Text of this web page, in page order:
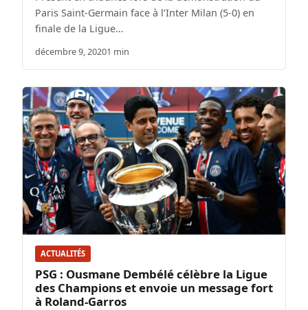
Paris Saint-Germain face à l’Inter Milan (5-0) en
finale de la Ligue…
décembre 9, 20201 min
ACTUALITÉS
PSG : Ousmane Dembélé célèbre la Ligue
des Champions et envoie un message fort
à Roland-Garros